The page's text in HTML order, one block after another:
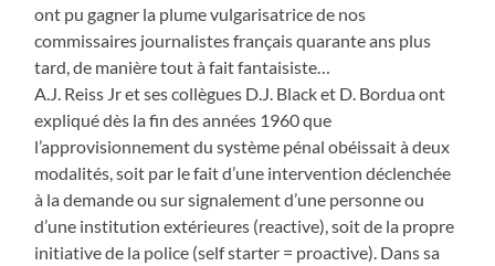
ont pu gagner la plume vulgarisatrice de nos
commissaires journalistes français quarante ans plus
tard, de manière tout à fait fantaisiste…
A.J. Reiss Jr et ses collègues D.J. Black et D. Bordua ont
expliqué dès la fin des années 1960 que
l’approvisionnement du système pénal obéissait à deux
modalités, soit par le fait d’une intervention déclenchée
à la demande ou sur signalement d’une personne ou
d’une institution extérieures (reactive), soit de la propre
initiative de la police (self starter = proactive). Dans sa